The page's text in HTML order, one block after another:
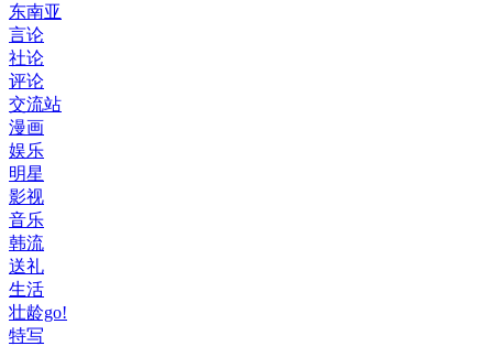
东南亚
言论
社论
评论
交流站
漫画
娱乐
明星
影视
音乐
韩流
送礼
生活
壮龄go!
特写